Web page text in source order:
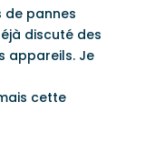
de pannes
discuté des
appareils. Je
cette